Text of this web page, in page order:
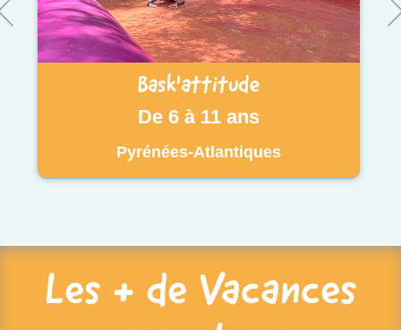
Bask'attitude
De 6 à 11 ans
Pyrénées-Atlantiques
Les + de Vacances